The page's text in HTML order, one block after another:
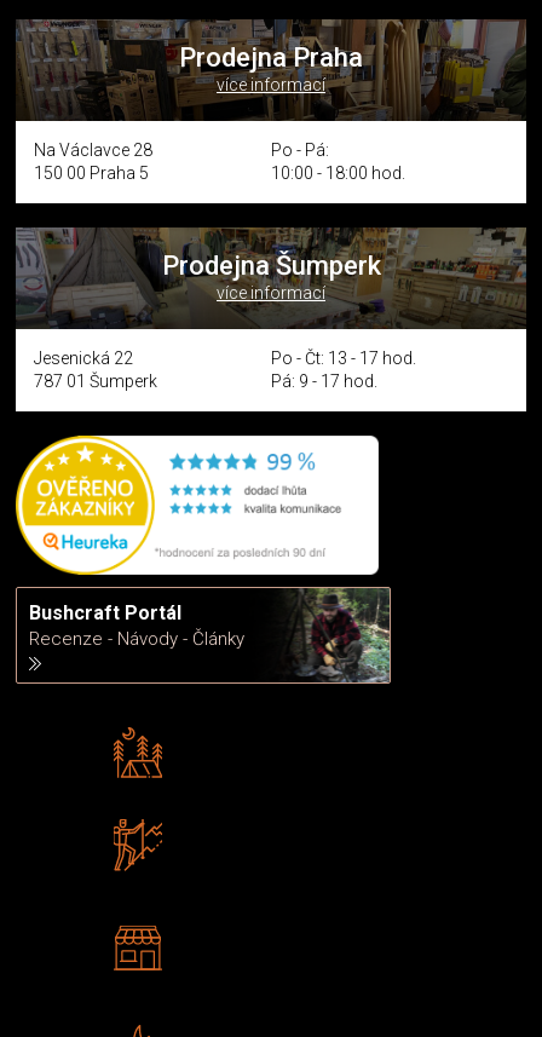
Prodejna Praha
více informací
Na Václavce 28
150 00 Praha 5
Po - Pá:
10:00 - 18:00 hod.
Prodejna Šumperk
více informací
Jesenická 22
787 01 Šumperk
Po - Čt: 13 - 17 hod.
Pá: 9 - 17 hod.
Bushcraft Portál
Recenze - Návody - Články